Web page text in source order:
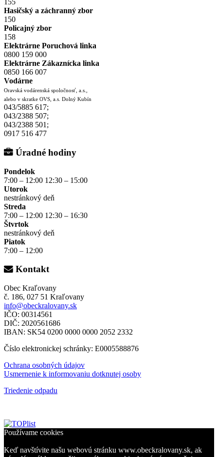
155
Hasičský a záchranný zbor
150
Policajný zbor
158
Elektrárne Poruchová linka
0800 159 000
Elektrárne Zákaznícka linka
0850 166 007
Vodárne
Oravská vodárenská spoločnosť, a.s.,
alebo v skratke OVS, a.s. Dolný Kubín
043/5885 617;
043/2388 507;
043/2388 501;
0917 516 477
Úradné hodiny
Pondelok
7:00 – 12:00 12:30 – 15:00
Utorok
nestránkový deň
Streda
7:00 – 12:00 12:30 – 16:30
Štvrtok
nestránkový deň
Piatok
7:00 – 12:00
Kontakt
Obec Kraľovany
č. 186, 027 51 Kraľovany
info@obeckralovany.sk
IČO: 00314561
DIČ: 2020561686
IBAN: SK54 0200 0000 0000 2052 2332
Číslo elektronickej schránky: E0005588876
Ochrana osobných údajov
Usmernenie k informovaniu dotknutej osoby
Triedenie odpadu
Používame cookies
Keď navštívite našu webovú stránku www.obeckralovany.sk, ak